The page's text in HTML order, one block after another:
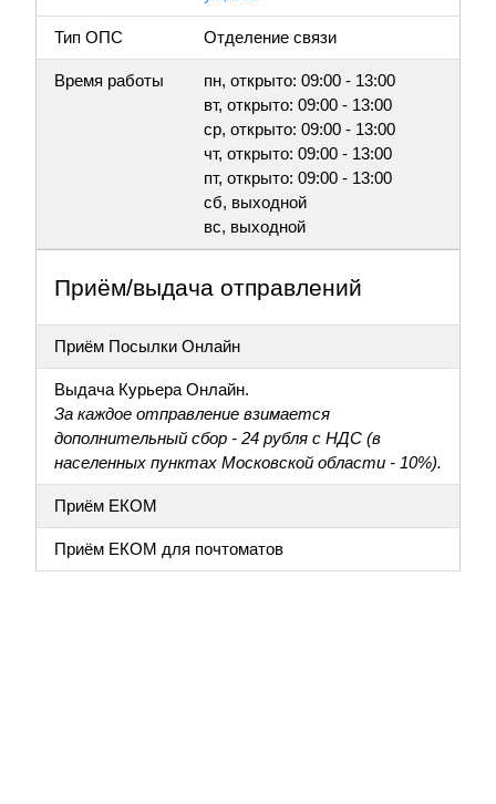
Тип ОПС Отделение связи
Время работы
пн, открыто: 09:00 - 13:00
вт, открыто: 09:00 - 13:00
ср, открыто: 09:00 - 13:00
чт, открыто: 09:00 - 13:00
пт, открыто: 09:00 - 13:00
сб, выходной
вс, выходной
Приём/выдача отправлений
Приём Посылки Онлайн
Выдача Курьера Онлайн.
За каждое отправление взимается
дополнительный сбор - 24 рубля с НДС (в
населенных пунктах Московской области - 10%).
Приём ЕКОМ
Приём ЕКОМ для почтоматов